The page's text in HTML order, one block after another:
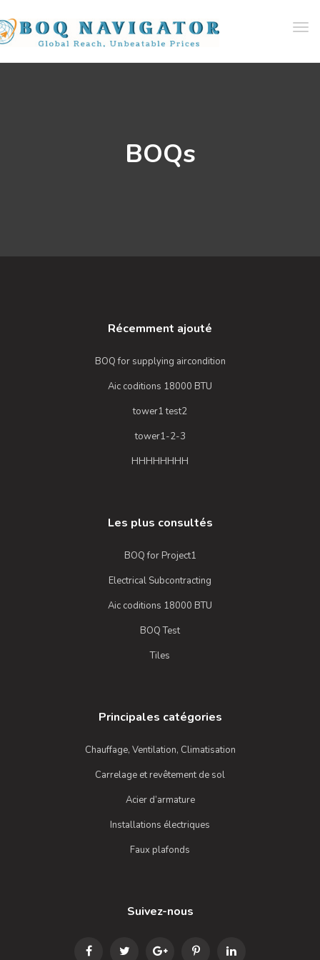
BOQs
Récemment ajouté
BOQ for supplying aircondition
Aic coditions 18000 BTU
tower1 test2
tower1-2-3
HHHHHHHH
Les plus consultés
BOQ for Project1
Electrical Subcontracting
Aic coditions 18000 BTU
BOQ Test
Tiles
Principales catégories
Chauffage, Ventilation, Climatisation
Carrelage et revêtement de sol
Acier d’armature
Installations électriques
Faux plafonds
Suivez-nous